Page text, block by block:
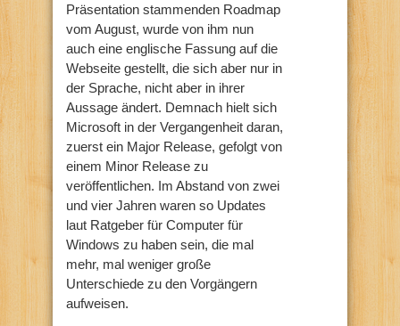
Präsentation stammenden Roadmap
vom August, wurde von ihm nun
auch eine englische Fassung auf die
Webseite gestellt, die sich aber nur in
der Sprache, nicht aber in ihrer
Aussage ändert. Demnach hielt sich
Microsoft in der Vergangenheit daran,
zuerst ein Major Release, gefolgt von
einem Minor Release zu
veröffentlichen. Im Abstand von zwei
und vier Jahren waren so Updates
laut Ratgeber für Computer für
Windows zu haben sein, die mal
mehr, mal weniger große
Unterschiede zu den Vorgängern
aufweisen.